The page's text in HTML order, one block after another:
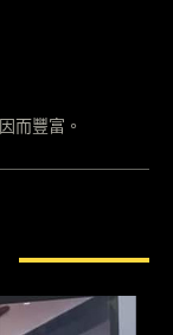
而豐富。